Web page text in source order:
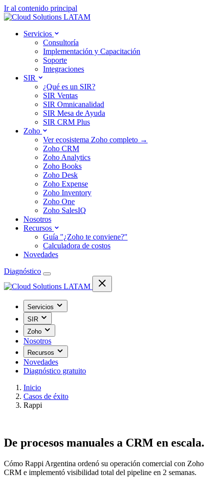
Ir al contenido principal
Servicios
Consultoría
Implementación y Capacitación
Soporte
Integraciones
SIR
¿Qué es un SIR?
SIR Ventas
SIR Omnicanalidad
SIR Mesa de Ayuda
SIR CRM Plus
Zoho
Ver ecosistema Zoho completo →
Zoho CRM
Zoho Analytics
Zoho Books
Zoho Desk
Zoho Expense
Zoho Inventory
Zoho One
Zoho SalesIQ
Nosotros
Recursos
Guía "¿Zoho te conviene?"
Calculadora de costos
Novedades
Diagnóstico
Servicios
SIR
Zoho
Nosotros
Recursos
Novedades
Diagnóstico gratuito
Inicio
Casos de éxito
Rappi
De procesos manuales a CRM en escala.
Cómo Rappi Argentina ordenó su operación comercial con Zoho
CRM e implementó visibilidad total del pipeline en 2 semanas.